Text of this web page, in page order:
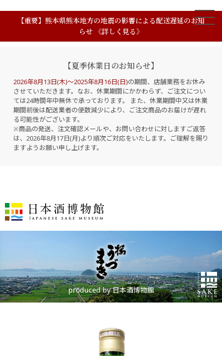
【重要】熊本県熊本地方の地震の影響による配送遅延のお知
らせ 《詳しく見る》
【夏季休業日のお知らせ】
2026年8月13日(木)～2025年8月16日(日)の期間、店舗業務をお休み
させていただきます。なお、休業期間にかかわらず、ご注文につい
ては24時間年中無休で承っております。 また、休業期間中又は休業
期間前後は配送業者の便数減少により、ご注文商品のお届けが遅れ
る可能性がございます。
※商品の発送、注文確認メールや、お問い合わせに対しますご返答
は、2026年8月17日(月)より順次ご対応をいたします。ご理解を賜り
ますようお願い申し上げます。
produced by 日本酒博物館